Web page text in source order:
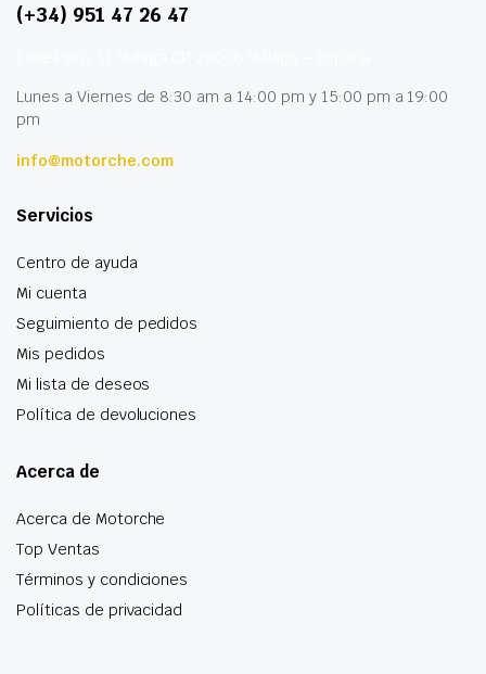
(+34) 951 47 26 47
Lunes a Viernes de 8:30 am a 14:00 pm y 15:00 pm a 19:00
pm
info@motorche.com
Servicios
Centro de ayuda
Mi cuenta
Seguimiento de pedidos
Mis pedidos
Mi lista de deseos
Política de devoluciones
Acerca de
Acerca de Motorche
Top Ventas
Términos y condiciones
Políticas de privacidad